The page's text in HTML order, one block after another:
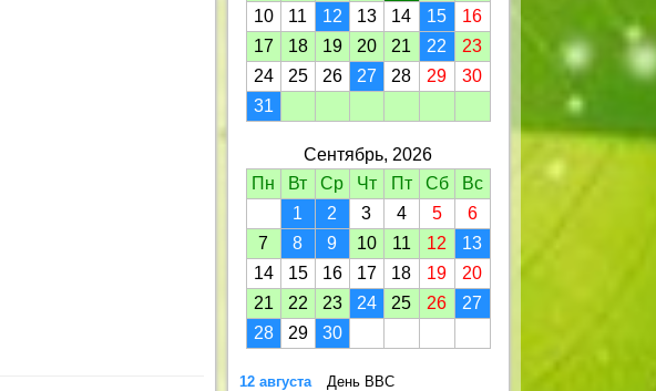
10
11 12 13 14 15
16
17
18 19 20 21 22
23
24
25 26 27 28 29
30
31
Сентябрь, 2026
Пн
Вт Ср Чт Пт Сб
Вс
1
2 3 4 5
6
7
8 9 10 11 12
13
14
15 16 17 18 19
20
21
22 23 24 25 26
27
28
29 30
12 августа
День ВВС